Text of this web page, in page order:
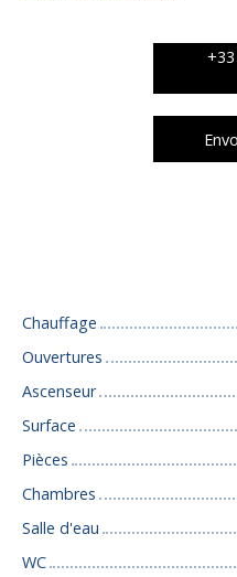
Chauffage
Ouvertures
Ascenseur
Surface
Pièces
Chambres
Salle d'eau
WC